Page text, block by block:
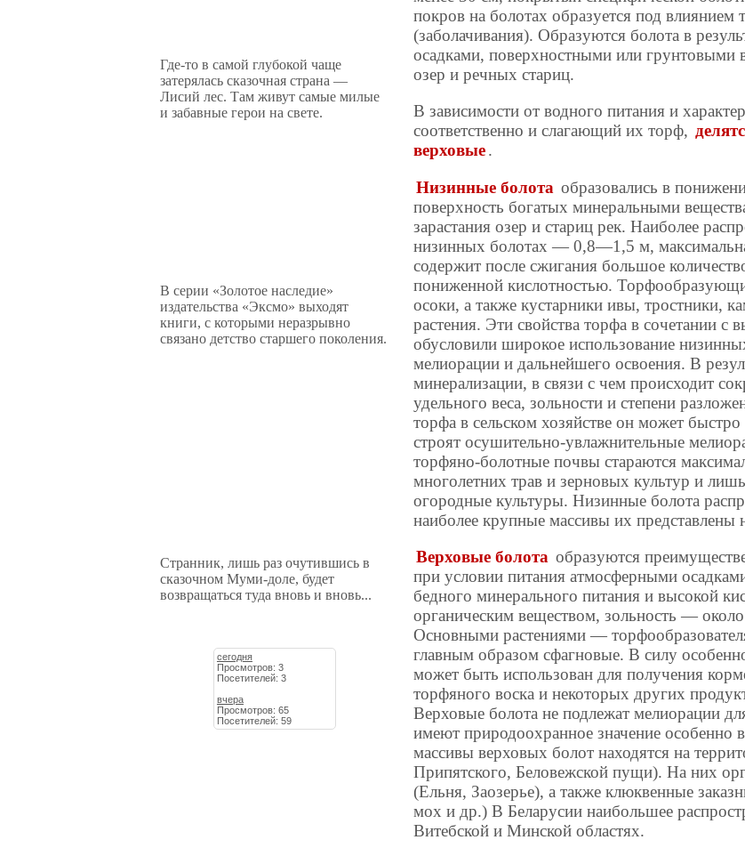
Где-то в самой глубокой чаще
затерялась сказочная страна —
Лисий лес. Там живут самые милые
и забавные герои на свете.
В серии «Золотое наследие»
издательства «Эксмо» выходят
книги, с которыми неразрывно
связано детство старшего поколения.
Странник, лишь раз очутившись в
сказочном Муми-доле, будет
возвращаться туда вновь и вновь...
сегодня
Просмотров: 3
Посетителей: 3
вчера
Просмотров: 65
Посетителей: 59
покров на болотах образуется под влиянием
(заболачивания). Образуются болота в
осадками, поверхностными или грунтовыми
озер и речных стариц.
В зависимости от водного питания и
соответственно и слагающий их торф,
верховые.
Низинные болота образовались в
поверхность богатых минеральными
зарастания озер и стариц рек. Наиболее
низинных болотах — 0,8—1,5 м,
содержит после сжигания большое
пониженной кислотностью.
осоки, а также кустарники ивы, тростники,
растения. Эти свойства торфа в сочетании с
обусловили широкое использование
мелиорации и дальнейшего освоения. В
минерализации, в связи с чем происходит
удельного веса, зольности и степени
торфа в сельском хозяйстве он может
строят осушительно-увлажнительные
торфяно-болотные почвы стараются
многолетних трав и зерновых культур и
огородные культуры. Низинные болота
наиболее крупные массивы их представлены
Верховые болота образуются
при условии питания атмосферными
бедного минерального питания и высокой
органическим веществом, зольность —
Основными растениями —
главным образом сфагновые. В силу
может быть использован для получения
торфяного воска и некоторых других
Верховые болота не подлежат мелиорации
имеют природоохранное значение особенно
массивы верховых болот находятся на
Припятского, Беловежской пущи). На них
(Ельня, Заозерье), а также клюквенные
мох и др.) В Беларусии наибольшее
Витебской и Минской областях.